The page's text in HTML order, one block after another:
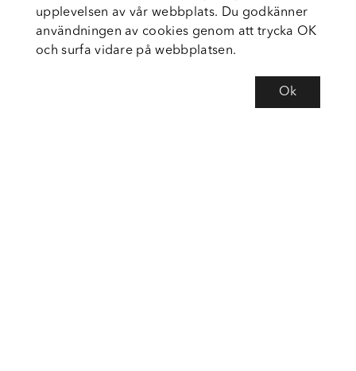
upplevelsen av vår webbplats. Du godkänner
användningen av cookies genom att trycka OK
och surfa vidare på webbplatsen.
Ok